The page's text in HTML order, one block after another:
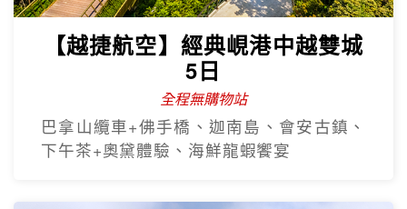
【越捷航空】經典峴港中越雙城
5日
全程無購物站
巴拿山纜車+佛手橋、迦南島、會安古鎮、
下午茶+奧黛體驗、海鮮龍蝦饗宴